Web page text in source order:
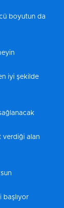
boyutun da
iyi şekilde
verdiği alan
başlıyor